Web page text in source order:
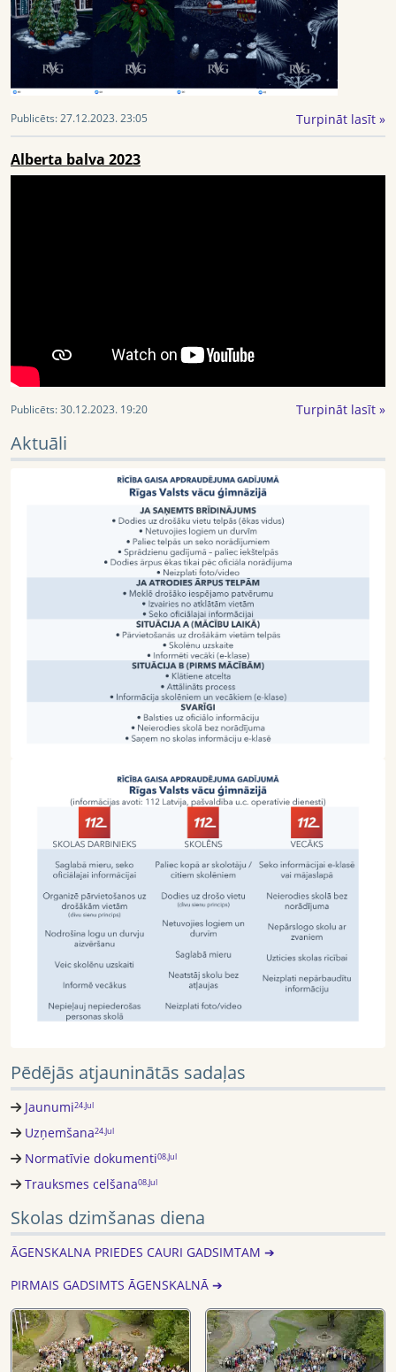
Publicēts:27.12.2023. 23:05 Turpināt lasīt »
Alberta balva 2023
Publicēts:30.12.2023. 19:20 Turpināt lasīt »
Aktuāli
Pēdējās atjauninātās sadaļas
Jaunumi24.Jul
Uzņemšana24.Jul
Normatīvie dokumenti08.Jul
Trauksmes celšana08.Jul
Skolas dzimšanas diena
ĀGENSKALNA PRIEDES CAURI GADSIMTAM ➔
PIRMAIS GADSIMTS ĀGENSKALNĀ ➔